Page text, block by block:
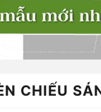
CHIẾU